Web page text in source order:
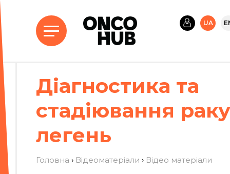
UA
Діагностика та
стадіювання раку
легень
Головна › Відеоматеріали › Вiдео матерiали